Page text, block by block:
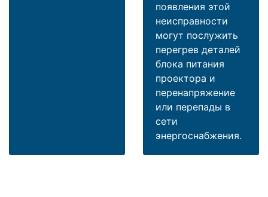
появления этой
неисправности
могут послужить
перегрев деталей
блока питания
проектора и
перенапряжение
или перепады в
сети
энергоснабжения.